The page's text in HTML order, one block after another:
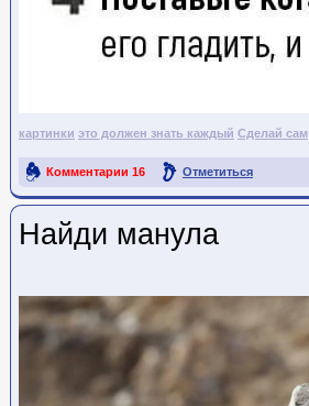
картинки это должен знать каждый Сделай сам
Комментарии 16 Отметиться
Ссылка на пост
Найди манула